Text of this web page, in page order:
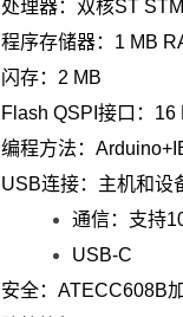
处理器：双核ST
程序存储器：1 MB
闪存：2 MB
Flash QSPI接口：
编程方法：
USB连接：主机和设
通信：支持
USB-C
安全：ATECC608B